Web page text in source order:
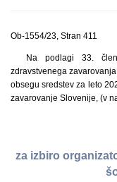
Ob-1554/23, Stran 411
Na podlagi 33.
zdravstvenega
obsegu sredstev za leto
zavarovanje Slovenije, (v
za izbiro